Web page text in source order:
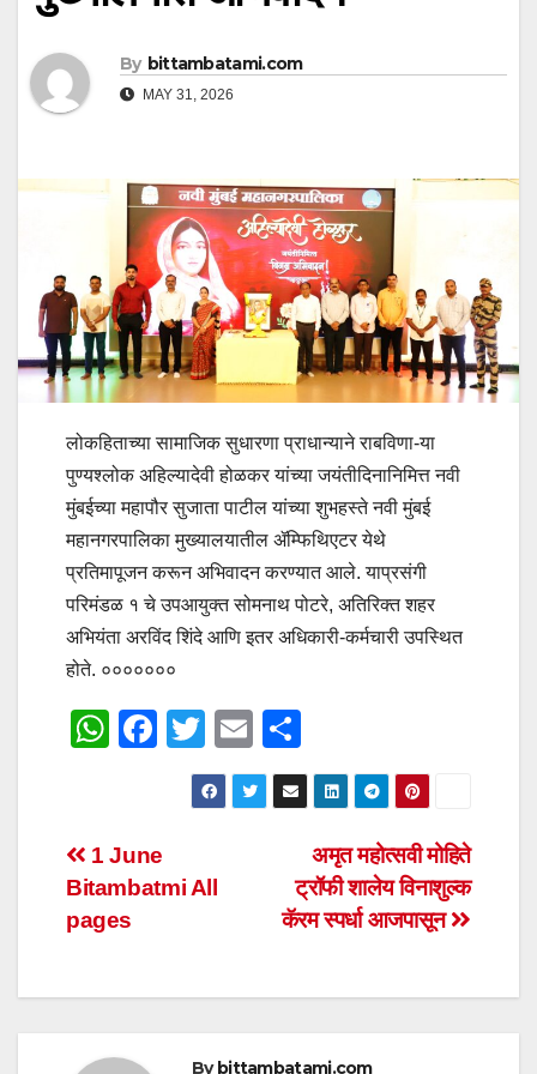
By bittambatami.com
MAY 31, 2026
लोकहिताच्या सामाजिक सुधारणा प्राधान्याने राबविणा-या
पुण्यश्लोक अहिल्यादेवी होळकर यांच्या जयंतीदिनानिमित्त नवी
मुंबईच्या महापौर सुजाता पाटील यांच्या शुभहस्ते नवी मुंबई
महानगरपालिका मुख्यालयातील ॲम्फिथिएटर येथे
प्रतिमापूजन करून अभिवादन करण्यात आले. याप्रसंगी
परिमंडळ १ चे उपआयुक्त सोमनाथ पोटरे, अतिरिक्त शहर
अभियंता अरविंद शिंदे आणि इतर अधिकारी-कर्मचारी उपस्थित
होते. ०००००००
W
s
A
p
F
e
b
k
T
wi
tt
E
m
ail
h
ar
e
Post
navigation
अमृत महोत्सवी मोहिते
ट्रॉफी शालेय विनाशुल्क
कॅरम स्पर्धा आजपासून
1 June
Bitambatmi All
pages
Bybittambatami.com